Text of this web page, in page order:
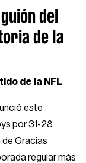
del
de la
de la NFL
este
por 31-28
de Gracias
regular más